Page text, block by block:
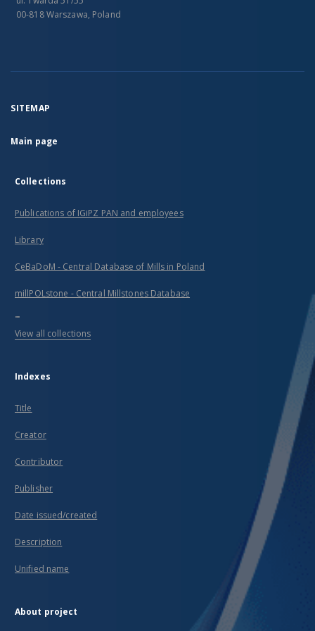
00-818 Warszawa, Poland
SITEMAP
Main page
Collections
Publications of IGiPZ PAN and employees
Library
CeBaDoM - Central Database of Mills in Poland
millPOLstone - Central Millstones Database
...
View all collections
Indexes
Title
Creator
Contributor
Publisher
Date issued/created
Description
Unified name
About project